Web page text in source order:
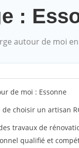
:
autour de moi
de moi : Essonne
choisir un artisan
travaux de
qualifié et